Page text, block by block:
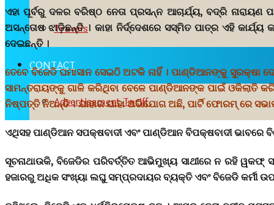
Travels
CONTACT
Advertisement Tariff
ଏହା ପୂର୍ବରୁ ଦଳର ବରିଷ୍ଠ ନେତା ପ୍ରସନ୍ନ ଆଚାର୍ଯ୍ୟ, ବଦ୍ରି
ଅସନ୍ତୋଷ ଝାଡ଼ିଛନ୍ତି । କାହା ନିର୍ଦ୍ଦେଶରେ ସସ୍ମିତ ପାତ୍ର ଏହି
ଦେଇଛନ୍ତି ।
ତେବେ ବିଜେଡି ଘମାସାନ ସେଇଠି ଅଟକି ନାହିଁ । ପାଣ୍ଡିଆନଙ୍କୁ ସୁରକ୍ଷା
ସାମନ୍ତରାୟଙ୍କୁ ଗାଳି କରିଥିବା ବେଳେ ପାଣ୍ଡିଆନଙ୍କ ପାଇଁ ଓକିଲାତି
ନିଷ୍ପତ୍ତି ନିଅନ୍ତି । ଯାହାର ଯାହା ଅଭିଯୋଗ ଅଛି, ପାର୍ଟି ଫୋରମ୍ ରେ
ଏଥିସହ ପାଣ୍ଡିଆନ ସପକ୍ଷବାଦୀ ଏବଂ ପାଣ୍ଡିଆନ ବିପକ୍ଷବାଦୀ ଭାବରେ
ସୂଚନାଥାଉକି, ବିଜେଡିର ପରିବର୍ତ୍ତିତ ଆଭିମୁଖ୍ୟ ସାଥୀରେ ନ ରହି ୱକଫ୍
ହଜାରରୁ ଅଧିକ ସଂଖ୍ୟା ଲଘୁ ସମ୍ପ୍ରଦାୟର ବ୍ୟକ୍ତି ଏବଂ ବିଜେଡି କର୍ମୀ